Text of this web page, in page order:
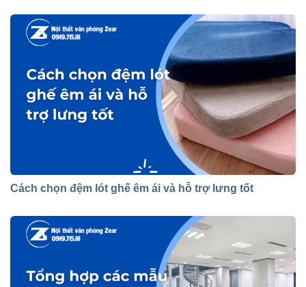
Cách chọn đệm lót ghế êm ái và hỗ trợ lưng tốt